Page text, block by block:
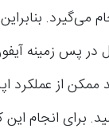
می‌گیرد.
پس زمینه
ممکن از عملکرد
برای انجام این